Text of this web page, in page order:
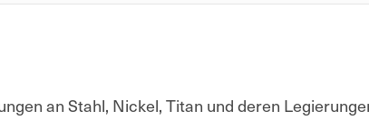
an Stahl, Nickel, Titan und deren